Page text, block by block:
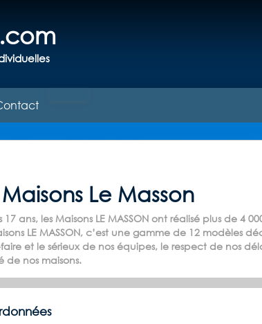
Maisons Le Masson
17 ans, les Maisons LE MASSON ont réalisé plus de 4
LE MASSON, c’est une gamme de 12 modèles
et le sérieux de nos équipes, le respect de nos
de nos maisons.